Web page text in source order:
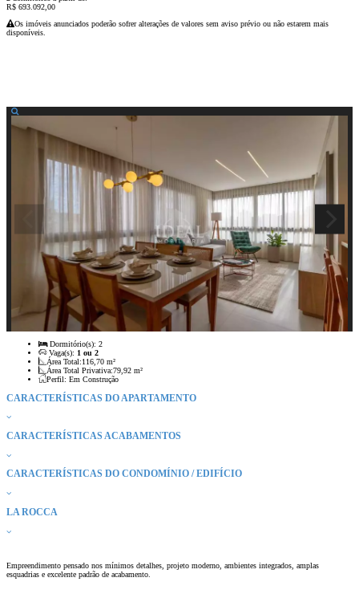
R$ 693.092,00
Os imóveis anunciados poderão sofrer alterações de valores sem aviso prévio ou não estarem mais
disponíveis
Dormitório(s): 2
Vaga(s): 1 ou 2
Área Total:116,70 m²
Área Total Privativa:79,92 m²
Perfil: Em Construção
CARACTERÍSTICAS DO APARTAMENTO
CARACTERÍSTICAS ACABAMENTOS
CARACTERÍSTICAS DO CONDOMÍNIO / EDIFÍCIO
LA ROCCA
Empreendimento pensado nos mínimos detalhes, projeto moderno, ambientes integrados, amplas
esquadrias e excelente padrão de acabamento.